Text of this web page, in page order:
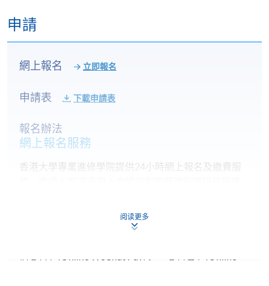
申請
網上報名 立即報名
申請表 下載申請表
報名辦法
網上報名服務
香港大學專業進修學院提供24小時網上報名及繳費服
申請人可在網上使用「繳費靈」(PPS) (不適用於手
機)、VISA 或 Mastercard。除上述支付方式之外，如就
阅读更多